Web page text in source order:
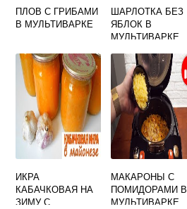
ПЛОВ С ГРИБАМИ
В МУЛЬТИВАРКЕ
ШАРЛОТКА БЕЗ
ЯБЛОК В
МУЛЬТИВАРКЕ
ИКРА
КАБАЧКОВАЯ НА
ЗИМУ С
МАКАРОНЫ С
ПОМИДОРАМИ В
МУЛЬТИВАРКЕ